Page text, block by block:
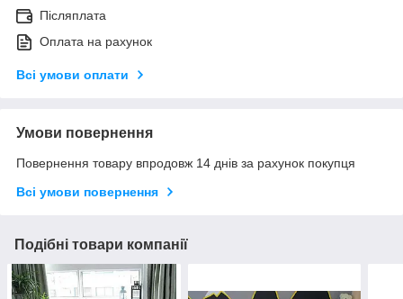
Післяплата
Оплата на рахунок
Всі умови оплати
Умови повернення
Повернення товару впродовж 14 днів за рахунок покупця
Всі умови повернення
Подібні товари компанії